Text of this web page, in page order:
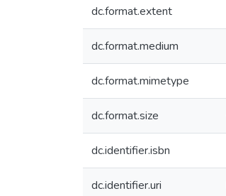
dc.format.extent
dc.format.medium
dc.format.mimetype
dc.format.size
dc.identifier.isbn
dc.identifier.uri